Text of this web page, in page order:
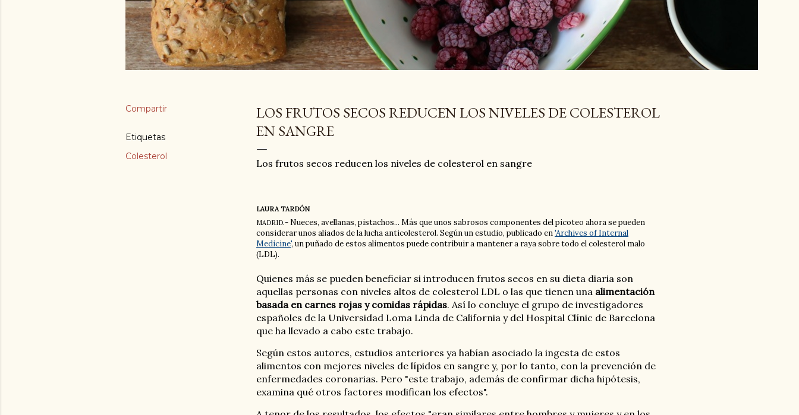
Compartir
Etiquetas
Colesterol
LOS FRUTOS SECOS REDUCEN LOS NIVELES DE COLESTEROL
EN SANGRE
Los frutos secos reducen los niveles de colesterol en sangre
LAURA TARDÓN
MADRID.- Nueces, avellanas, pistachos... Más que unos sabrosos componentes del picoteo ahora se pueden
considerar unos aliados de la lucha anticolesterol. Según un estudio, publicado en'Archives of Internal
Medicine', un puñado de estos alimentos puede contribuir a mantener a raya sobre todo el colesterol malo
(LDL).
Quienes más se pueden beneficiar si introducen frutos secos en su dieta diaria son
aquellas personas con niveles altos de colesterol LDL o las que tienen una alimentación
basada en carnes rojas y comidas rápidas. Así lo concluye el grupo de investigadores
españoles de la Universidad Loma Linda de California y del Hospital Clínic de Barcelona
que ha llevado a cabo este trabajo.
Según estos autores, estudios anteriores ya habían asociado la ingesta de estos
alimentos con mejores niveles de lípidos en sangre y, por lo tanto, con la prevención de
enfermedades coronarias. Pero "este trabajo, además de confirmar dicha hipótesis,
examina qué otros factores modifican los efectos".